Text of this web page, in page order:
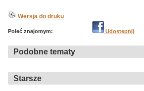
Wersja do druku
Poleć znajomym: Udostępnij
Podobne tematy
Starsze